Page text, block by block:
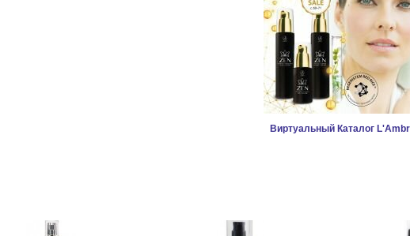
Виртуальный Каталог